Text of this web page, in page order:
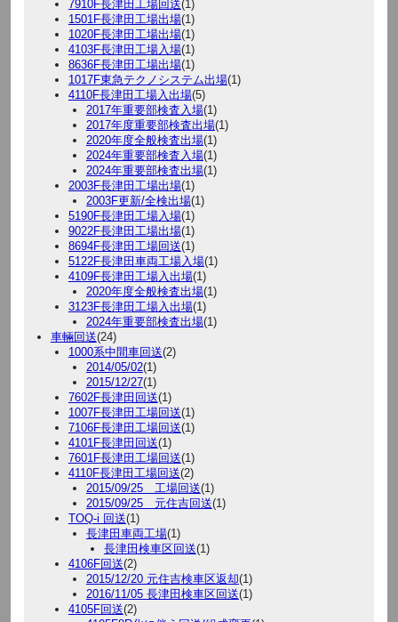
7910F長津田工場回送(1)
1501F長津田工場出場(1)
1020F長津田工場出場(1)
4103F長津田工場入場(1)
8636F長津田工場出場(1)
1017F東急テクノシステム出場(1)
4110F長津田工場入出場(5)
2017年重要部検査入場(1)
2017年度重要部検査出場(1)
2020年度全般検査出場(1)
2024年重要部検査入場(1)
2024年重要部検査出場(1)
2003F長津田工場出場(1)
2003F更新/全検出場(1)
5190F長津田工場入場(1)
9022F長津田工場出場(1)
8694F長津田工場回送(1)
5122F長津田車両工場入場(1)
4109F長津田工場入出場(1)
2020年度全般検査出場(1)
3123F長津田工場入出場(1)
2024年重要部検査出場(1)
車輛回送(24)
1000系中間車回送(2)
2014/05/02(1)
2015/12/27(1)
7602F長津田回送(1)
1007F長津田工場回送(1)
7106F長津田工場回送(1)
4101F長津田回送(1)
7601F長津田工場回送(1)
4110F長津田工場回送(2)
2015/09/25 工場回送(1)
2015/09/25 元住吉回送(1)
TOQ-i 回送(1)
長津田車両工場(1)
長津田検車区回送(1)
4106F回送(2)
2015/12/20 元住吉検車区返却(1)
2016/11/05 長津田検車区回送(1)
4105F回送(2)